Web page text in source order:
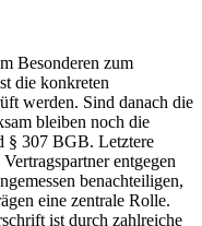
Besonderen zum
die konkreten
werden. Sind danach die
bleiben noch die
§ 307 BGB. Letztere
entgegen
benachteiligen,
eine zentrale Rolle.
ist durch zahlreiche